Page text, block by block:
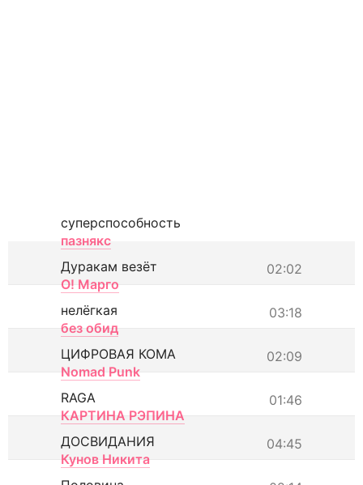
суперспособность
пазнякс
02:02
Дуракам везёт
О! Марго
03:18
нелёгкая
без обид
02:09
ЦИФРОВАЯ КОМА
Nomad Punk
01:46
RAGA
КАРТИНА РЭПИНА
04:45
ДОСВИДАНИЯ
Кунов Никита